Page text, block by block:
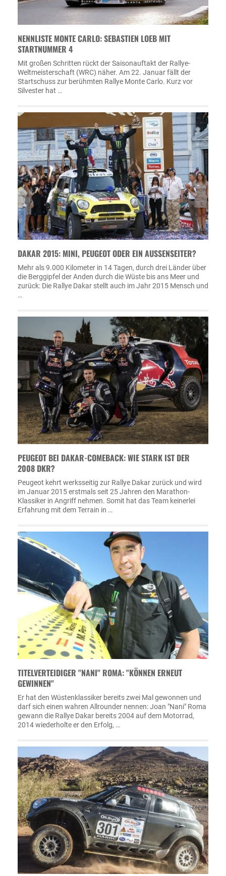
NENNLISTE MONTE CARLO: SEBASTIEN LOEB MIT
STARTNUMMER 4
Mit großen Schritten rückt der Saisonauftakt der Rallye-
Weltmeisterschaft (WRC) näher. Am 22. Januar fällt der
Startschuss zur berühmten Rallye Monte Carlo. Kurz vor
Silvester hat …
DAKAR 2015: MINI, PEUGEOT ODER EIN AUSSENSEITER?
Mehr als 9.000 Kilometer in 14 Tagen, durch drei Länder über
die Berggipfel der Anden durch die Wüste bis ans Meer und
zurück: Die Rallye Dakar stellt auch im Jahr 2015 Mensch und
…
PEUGEOT BEI DAKAR-COMEBACK: WIE STARK IST DER
2008 DKR?
Peugeot kehrt werksseitig zur Rallye Dakar zurück und wird
im Januar 2015 erstmals seit 25 Jahren den Marathon-
Klassiker in Angriff nehmen. Somit hat das Team keinerlei
Erfahrung mit dem Terrain in …
TITELVERTEIDIGER "NANI" ROMA: "KÖNNEN ERNEUT
GEWINNEN"
Er hat den Wüstenklassiker bereits zwei Mal gewonnen und
darf sich einen wahren Allrounder nennen: Joan "Nani" Roma
gewann die Rallye Dakar bereits 2004 auf dem Motorrad,
2014 wiederholte er den Erfolg, …